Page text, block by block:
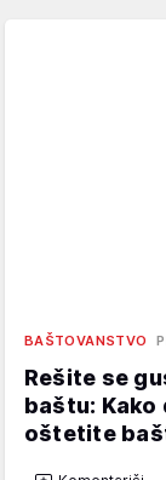
BAŠTOVANSTVO
Rešite se
baštu: Kako
oštetite